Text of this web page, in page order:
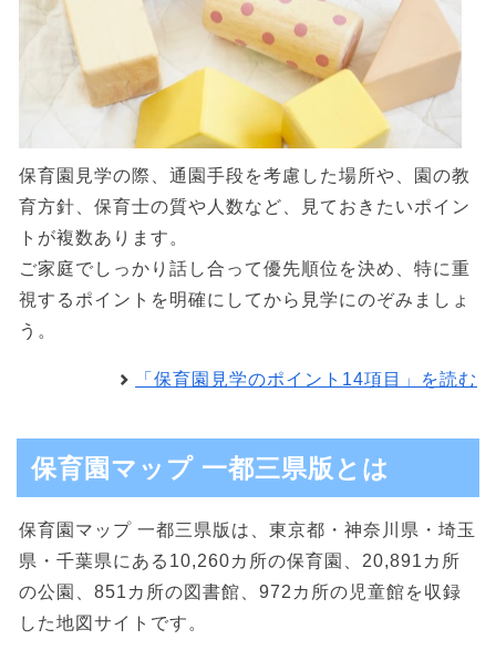
保育園見学の際、通園手段を考慮した場所や、園の教
育方針、保育士の質や人数など、見ておきたいポイン
トが複数あります。
ご家庭でしっかり話し合って優先順位を決め、特に重
視するポイントを明確にしてから見学にのぞみましょ
う。
「保育園見学のポイント14項目」を読む
保育園マップ 一都三県版とは
保育園マップ 一都三県版は、東京都・神奈川県・埼玉
県・千葉県にある10,260カ所の保育園、20,891カ所
の公園、851カ所の図書館、972カ所の児童館を収録
した地図サイトです。